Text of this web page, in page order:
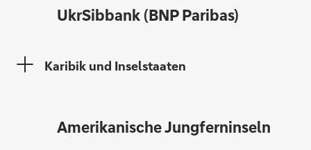
UkrSibbank (BNP Paribas)
Karibik und Inselstaaten
Amerikanische Jungferninseln